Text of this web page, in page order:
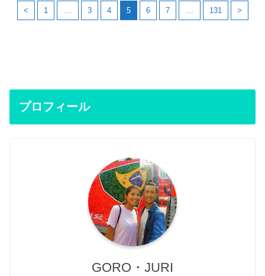
< 1 … 3 4 5 6 7 … 131 >
プロフィール
GORO・JURI